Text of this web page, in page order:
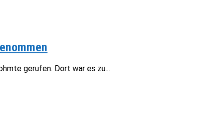
gerufen. Dort war es zu...